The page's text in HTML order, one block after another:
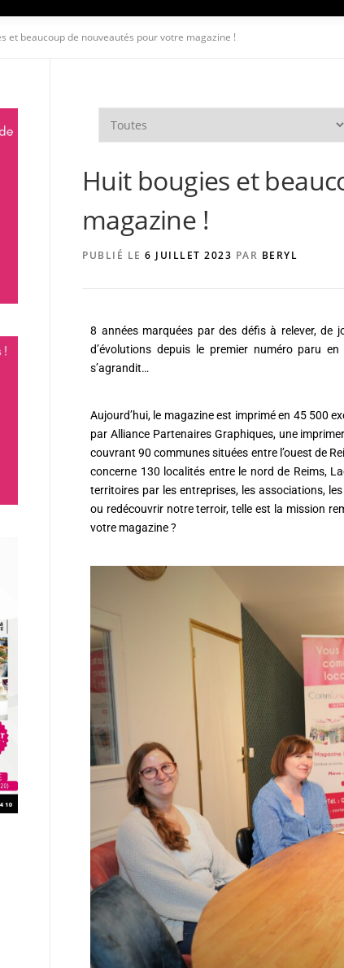
et beaucoup de nouveautés pour votre magazine !
Huit bougies et
magazine !
PUBLIÉ LE 6 JUILLET 2023 PAR BERYL
8 années marquées par des défis à relever, de
d’évolutions depuis le premier numéro paru
s’agrandit…
Aujourd’hui, le magazine est imprimé en 45 500
par Alliance Partenaires Graphiques, une
couvrant 90 communes situées entre l’ouest de
concerne 130 localités entre le nord de Reims,
territoires par les entreprises, les associations,
ou redécouvrir notre terroir, telle est la mission
votre magazine ?